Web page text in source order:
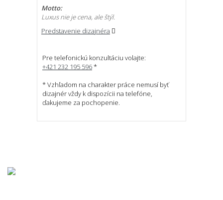
Motto:
Luxus nie je cena, ale štýl.
Predstavenie dizajnéra
Pre telefonickú konzultáciu volajte:
+421 232 195 596*
* Vzhľadom na charakter práce nemusí byť
dizajnér vždy k dispozícii na telefóne,
ďakujeme za pochopenie.